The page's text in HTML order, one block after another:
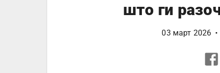
што ги
03 март 2026